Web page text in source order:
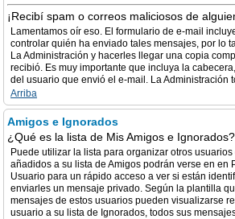
¡Recibí spam o correos maliciosos de
Lamentamos oír eso. El formulario de e-mail
controlar quién ha enviado tales mensajes, por lo
La Administración y hacerles llegar una copia
recibió. Es muy importante que incluya la
del usuario que envió el e-mail. La Administración
Arriba
Amigos e Ignorados
¿Qué es la lista de Mis Amigos e Ignorados?
Puede utilizar la lista para organizar otros
añadidos a su lista de Amigos podrán verse en en
Usuario para un rápido acceso a ver si están
enviarles un mensaje privado. Según la plantilla
mensajes de estos usuarios pueden visualizarse
usuario a su lista de Ignorados, todos sus